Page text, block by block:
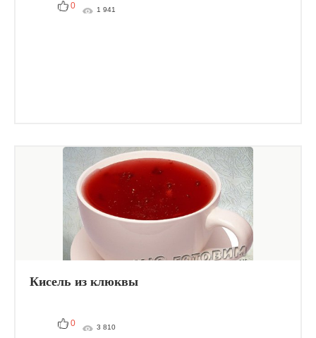
0 1 941
Кисель из клюквы
0 3 810